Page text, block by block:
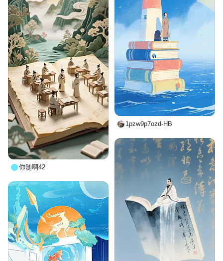
1pzw9p7ozd-HB
你随啊42